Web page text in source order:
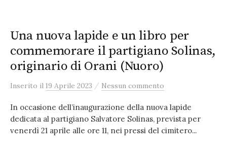
Una nuova lapide e un libro per
commemorare il partigiano Solinas,
originario di Orani (Nuoro)
Inserito il 19 Aprile 2023 / Nessun commento
In occasione dell’inaugurazione della nuova lapide
dedicata al partigiano Salvatore Solinas, prevista per
venerdì 21 aprile alle ore 11, nei pressi del cimitero...